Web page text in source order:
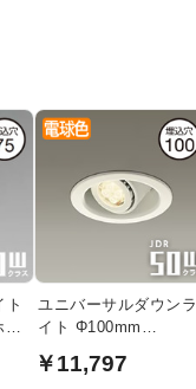
ト
ワ
ユニバーサルダウン
イト Φ100mm
￥11,797